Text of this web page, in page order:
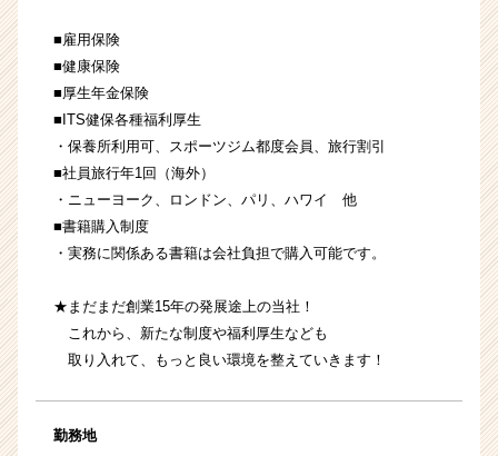
■雇用保険
■健康保険
■厚生年金保険
■ITS健保各種福利厚生
・保養所利用可、スポーツジム都度会員、旅行割引
■社員旅行年1回（海外）
・ニューヨーク、ロンドン、パリ、ハワイ 他
■書籍購入制度
・実務に関係ある書籍は会社負担で購入可能です。
★まだまだ創業15年の発展途上の当社！
これから、新たな制度や福利厚生なども
取り入れて、もっと良い環境を整えていきます！
勤務地